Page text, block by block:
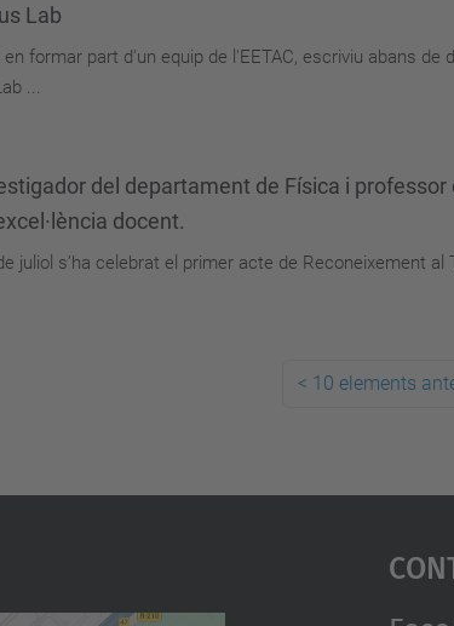
Lab
formar part d'un equip de l'EETAC, escriviu abans
...
del departament de Física i
docent.
juliol s’ha celebrat el primer acte de Reconeixement
< 10 elements